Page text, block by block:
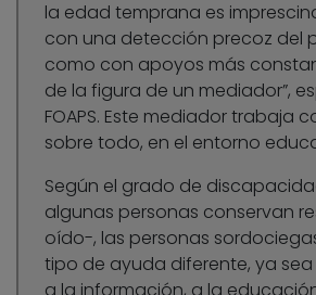
la edad temprana es
con una detección precoz del
como con apoyos más
de la figura de un mediador”,
FOAPS. Este mediador trabaja
sobre todo, en el entorno
Según el grado de
algunas personas conservan
oído-, las personas
tipo de ayuda diferente, ya
a la información, a la